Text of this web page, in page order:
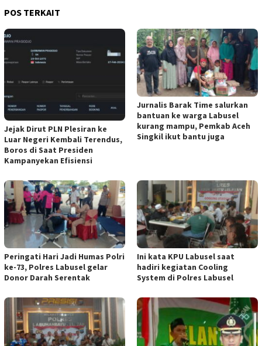
POS TERKAIT
Jejak Dirut PLN Plesiran ke
Luar Negeri Kembali Terendus,
Boros di Saat Presiden
Kampanyekan Efisiensi
Jurnalis Barak Time salurkan
bantuan ke warga Labusel
kurang mampu, Pemkab Aceh
Singkil ikut bantu juga
Peringati Hari Jadi Humas Polri
ke-73, Polres Labusel gelar
Donor Darah Serentak
Ini kata KPU Labusel saat
hadiri kegiatan Cooling
System di Polres Labusel